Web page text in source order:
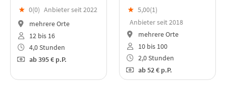
★ 0(0) Anbieter seit 2022
mehrere Orte
12 bis 16
4,0 Stunden
ab395 € p.P.
★ 5,00(1)
Anbieter seit 2018
mehrere Orte
10 bis 100
2,0 Stunden
ab52 € p.P.